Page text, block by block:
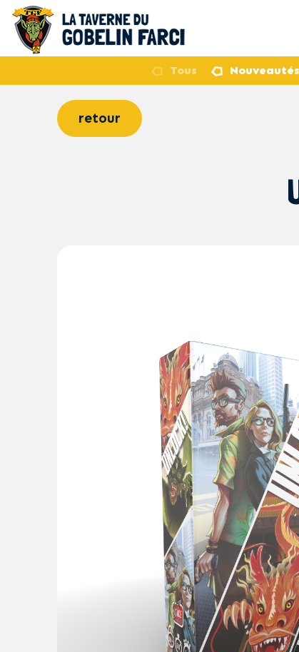
Tous Nouveautés
retour